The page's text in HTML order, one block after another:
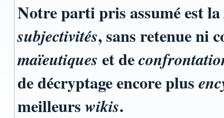
Notre parti pris assumé est la
subjectivités, sans retenue ni
maïeutiques et de
de décryptage encore plus
meilleurswikis.